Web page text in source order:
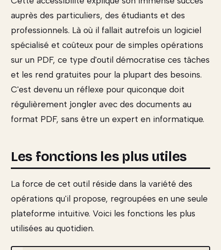
auprès des particuliers, des étudiants et des
professionnels. Là où il fallait autrefois un logiciel
spécialisé et coûteux pour de simples opérations
sur un PDF, ce type d'outil démocratise ces tâches
et les rend gratuites pour la plupart des besoins.
C'est devenu un réflexe pour quiconque doit
régulièrement jongler avec des documents au
format PDF, sans être un expert en informatique.
Les fonctions les plus utiles
La force de cet outil réside dans la variété des
opérations qu'il propose, regroupées en une seule
plateforme intuitive. Voici les fonctions les plus
utilisées au quotidien.